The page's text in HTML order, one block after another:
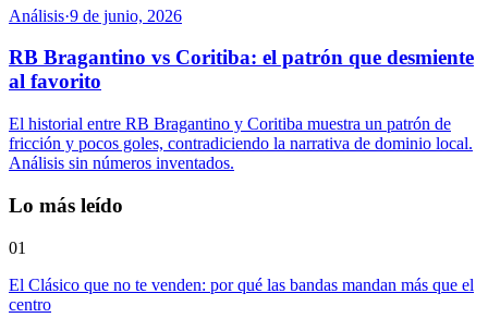
Análisis·9 de junio, 2026
RB Bragantino vs Coritiba: el patrón que desmiente
al favorito
El historial entre RB Bragantino y Coritiba muestra un patrón de
fricción y pocos goles, contradiciendo la narrativa de dominio local.
Análisis sin números inventados.
Lo más leído
01
El Clásico que no te venden: por qué las bandas mandan más que el
centro